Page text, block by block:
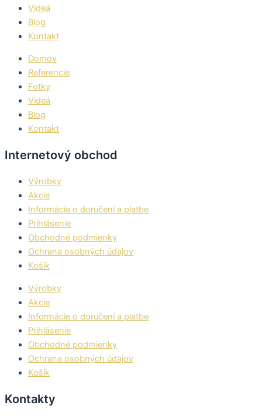
Videá
Blog
Kontakt
Domov
Referencie
Fotky
Videá
Blog
Kontakt
Internetový obchod
Výrobky
Akcie
Informácie o doručení a platbe
Prihlásenie
Obchodné podmienky
Ochrana osobných údajov
Košík
Výrobky
Akcie
Informácie o doručení a platbe
Prihlásenie
Obchodné podmienky
Ochrana osobných údajov
Košík
Kontakty